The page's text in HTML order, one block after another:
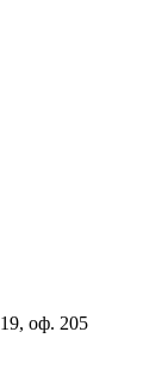
оф. 205